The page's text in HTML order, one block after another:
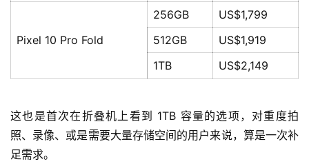
Pixel 10 Pro Fold
256GB
US$1,799
512GB
US$1,919
1TB
US$2,149
这也是首次在折叠机上看到 1TB 容量的选项，对重度拍
照、录像、或是需要大量存储空间的用户来说，算是一次补
足需求。